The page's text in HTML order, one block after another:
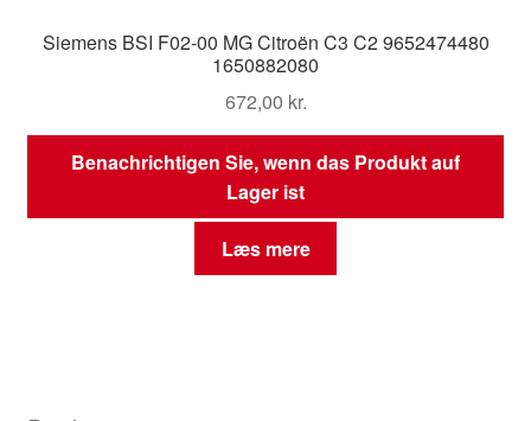
Siemens BSI F02-00 MG Citroën C3 C2 9652474480
1650882080
672,00 kr.
Benachrichtigen Sie, wenn das Produkt auf
Lager ist
Læs mere